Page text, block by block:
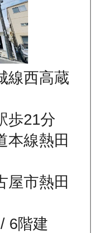
線西高蔵
歩21分
本線熱田
屋市熱田
/ 6階建